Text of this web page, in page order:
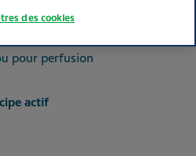
pour perfusion
actif
des cookies